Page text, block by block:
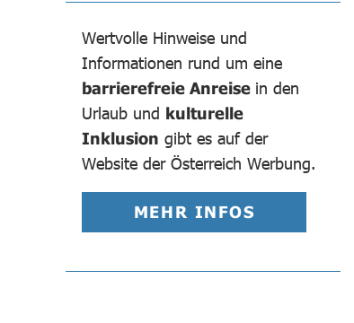
Wertvolle Hinweise und
Informationen rund um eine
barrierefreie Anreise in den
Urlaub und kulturelle
Inklusion gibt es auf der
Website der Österreich Werbung.
MEHR INFOS